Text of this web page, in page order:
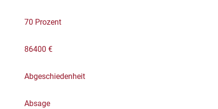
70 Prozent
86400 €
Abgeschiedenheit
Absage